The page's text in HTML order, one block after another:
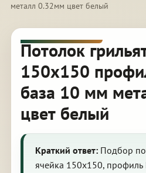
металл 0.32мм цвет белый
Потолок
150х150
база 10 мм
цвет белый
Краткий ответ:Подбор
ячейка 150х150,